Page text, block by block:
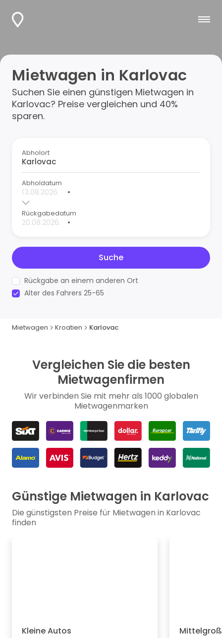
Mietwagen in Karlovac
Suchen Sie einen günstigen Mietwagen in
Karlovac? Preise vergleichen und 40%
sparen.
Abholort
Abholdatum
•
Rückgabedatum
•
Suche
Rückgabe an einem anderen Ort
Alter des Fahrers 25-65
Mietwagen Kroatien Karlovac
Vergleichen Sie die besten
Mietwagenfirmen
Wir verbinden Sie mit mehr als 1000 globalen
Mietwagenmarken
Günstige Mietwagen in Karlovac
Die günstigsten Preise für Mietwagen in Karlovac
finden
Kleine Autos